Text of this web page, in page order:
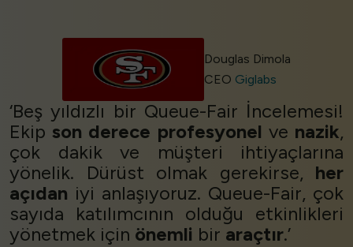
Douglas Dimola
CEO Giglabs
‘Beş yıldızlı bir Queue-Fair İncelemesi!
Ekipson derece profesyonel ve nazik,
çok dakik ve müşteri ihtiyaçlarına
yönelik. Dürüst olmak gerekirse, her
açıdan iyi anlaşıyoruz. Queue-Fair, çok
sayıda katılımcının olduğu etkinlikleri
yönetmek için önemli bir araçtır.’